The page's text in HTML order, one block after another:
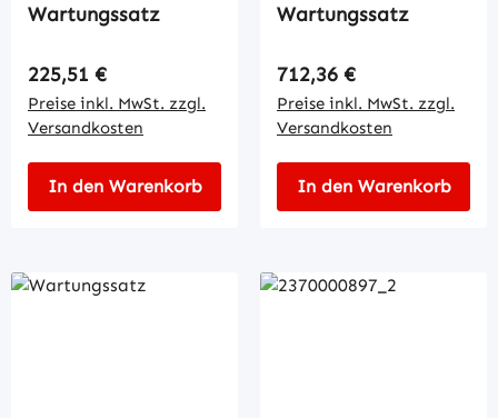
Wartungssatz
Regulärer Preis:
225,51 €
Preise inkl. MwSt. zzgl.
Versandkosten
In den Warenkorb
Wartungssatz
Regulärer Preis:
712,36 €
Preise inkl. MwSt. zzgl.
Versandkosten
In den Warenkorb